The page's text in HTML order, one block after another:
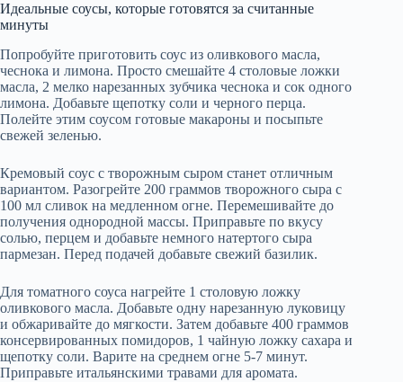
Идеальные соусы, которые готовятся за считанные
минуты
Попробуйте приготовить соус из оливкового масла,
чеснока и лимона. Просто смешайте 4 столовые ложки
масла, 2 мелко нарезанных зубчика чеснока и сок одного
лимона. Добавьте щепотку соли и черного перца.
Полейте этим соусом готовые макароны и посыпьте
свежей зеленью.
Кремовый соус с творожным сыром станет отличным
вариантом. Разогрейте 200 граммов творожного сыра с
100 мл сливок на медленном огне. Перемешивайте до
получения однородной массы. Приправьте по вкусу
солью, перцем и добавьте немного натертого сыра
пармезан. Перед подачей добавьте свежий базилик.
Для томатного соуса нагрейте 1 столовую ложку
оливкового масла. Добавьте одну нарезанную луковицу
и обжаривайте до мягкости. Затем добавьте 400 граммов
консервированных помидоров, 1 чайную ложку сахара и
щепотку соли. Варите на среднем огне 5-7 минут.
Приправьте итальянскими травами для аромата.